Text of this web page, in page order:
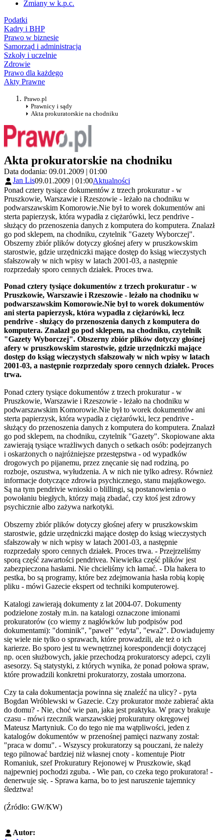
Zmiany w k.p.c.
Podatki
Kadry i BHP
Prawo w biznesie
Samorząd i administracja
Szkoły i uczelnie
Zdrowie
Prawo dla każdego
Akty Prawne
Prawo.pl
Prawnicy i sądy
Akta prokuratorskie na chodniku
Akta prokuratorskie na chodniku
Data dodania: 09.01.2009 | 01:00
Jan Lis09.01.2009 | 01:00Aktualności
Ponad cztery tysiące dokumentów z trzech prokuratur - w
Pruszkowie, Warszawie i Rzeszowie - leżało na chodniku w
podwarszawskim Komorowie.Nie był to worek dokumentów ani
sterta papierzysk, która wypadła z ciężarówki, lecz pendrive -
służący do przenoszenia danych z komputera do komputera. Znalazł
go pod sklepem, na chodniku, czytelnik "Gazety Wyborczej".
Obszerny zbiór plików dotyczy głośnej afery w pruszkowskim
starostwie, gdzie urzędniczki mające dostęp do ksiąg wieczystych
sfałszowały w nich wpisy w latach 2001-03, a następnie
rozprzedały sporo cennych działek. Proces trwa.
Ponad cztery tysiące dokumentów z trzech prokuratur - w
Pruszkowie, Warszawie i Rzeszowie - leżało na chodniku w
podwarszawskim Komorowie.Nie był to worek dokumentów
ani sterta papierzysk, która wypadła z ciężarówki, lecz
pendrive - służący do przenoszenia danych z komputera do
komputera. Znalazł go pod sklepem, na chodniku, czytelnik
"Gazety Wyborczej". Obszerny zbiór plików dotyczy głośnej
afery w pruszkowskim starostwie, gdzie urzędniczki mające
dostęp do ksiąg wieczystych sfałszowały w nich wpisy w latach
2001-03, a następnie rozprzedały sporo cennych działek. Proces
trwa.
Ponad cztery tysiące dokumentów z trzech prokuratur - w
Pruszkowie, Warszawie i Rzeszowie - leżało na chodniku w
podwarszawskim Komorowie.Nie był to worek dokumentów ani
sterta papierzysk, która wypadła z ciężarówki, lecz pendrive -
służący do przenoszenia danych z komputera do komputera. Znalazł
go pod sklepem, na chodniku, czytelnik "Gazety". Skopiowane akta
zawierają tysiące wrażliwych danych o setkach osób: podejrzanych
i oskarżonych o najróżniejsze przestępstwa - od wypadków
drogowych po pijanemu, przez znęcanie się nad rodziną, po
rozboje, oszustwa, wyłudzenia. A w nich nie tylko adresy. Również
informacje dotyczące zdrowia psychicznego, stanu majątkowego.
Są na tym pendrivie wnioski o blillingi, są postanowienia o
powołaniu biegłych, którzy mają zbadać, czy ktoś jest zdrowy
psychicznie albo zażywa narkotyki.
Obszerny zbiór plików dotyczy głośnej afery w pruszkowskim
starostwie, gdzie urzędniczki mające dostęp do ksiąg wieczystych
sfałszowały w nich wpisy w latach 2001-03, a następnie
rozprzedały sporo cennych działek. Proces trwa. - Przejrzeliśmy
sporą część zawartości pendrivea. Niewielka część plików jest
zabezpieczona hasłami. Nie chcieliśmy ich łamać. - Dla hakera to
pestka, bo są programy, które bez zdejmowania hasła robią kopię
pliku - mówi Gazecie ekspert od techniki komputerowej.
Katalogi zawierają dokumenty z lat 2004-07. Dokumenty
podzielone zostały m.in. na katalogi oznaczone imionami
prokuratorów (co wiemy z nagłówków lub podpisów pod
dokumentami): "dominik", "paweł" "edyta", "ewa2". Dowiadujemy
się wiele nie tylko o sprawach, które prowadzili, ale też o ich
karierze. Bo sporo jest tu wewnętrznej korespondencji dotyczącej
np. ocen służbowych, jakie przechodzą prokuratorscy adepci, czyli
asesorzy. Są statystyki, z których wynika, że ponad połowa spraw,
które prowadzili konkretni prokuratorzy, została umorzona.
Czy ta cała dokumentacja powinna się znaleźć na ulicy? - pyta
Bogdan Wróblewski w Gazecie. Czy prokurator może zabierać akta
do domu? - Nie, choć wie pan, jaka jest praktyka. W pracy brakuje
czasu - mówi rzecznik warszawskiej prokuratury okręgowej
Mateusz Martyniuk. Co do tego nie ma wątpliwości, jeden z
katalogów dokumentów w przenośnej pamięci nazwany został:
"praca w domu". - Wszyscy prokuratorzy są pouczani, że należy
tego pilnować bardziej niż własnej cnoty - komentuje Piotr
Romaniuk, szef Prokuratury Rejonowej w Pruszkowie, skąd
najpewniej pochodzi zguba. - Wie pan, co czeka tego prokuratora! -
denerwuje się. - Sprawa karna, bo to jest naruszenie tajemnicy
śledztwa!
(Źródło: GW/KW)
Autor: